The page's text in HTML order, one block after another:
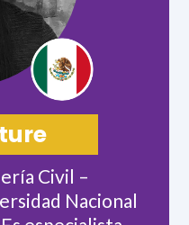
Civil –
Nacional